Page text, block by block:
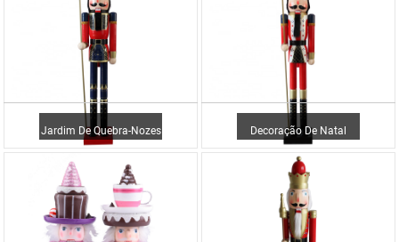
Jardim De Quebra-Nozes
Mais Vendido ...
Decoração De Natal
Quebra-Nozes Tamanho
Grande